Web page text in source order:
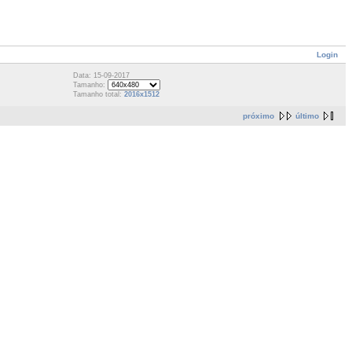
Login
Data: 15-09-2017
Tamanho:
Tamanho total: 2016x1512
próximo último